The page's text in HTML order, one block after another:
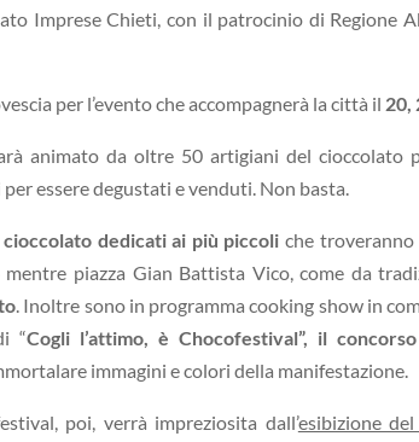
Imprese Chieti, con il patrocinio di Regione
per l’evento che accompagnerà la città il 20,
animato da oltre 50 artigiani del cioccolato
essere degustati e venduti. Non basta.
dedicati ai più piccoli che troveranno
piazza Gian Battista Vico, come da
. Inoltre sono in programma cooking show in
“Cogli l’attimo, è Chocofestival”, il
immagini e colori della manifestazione.
poi, verrà impreziosita dall’esibizione